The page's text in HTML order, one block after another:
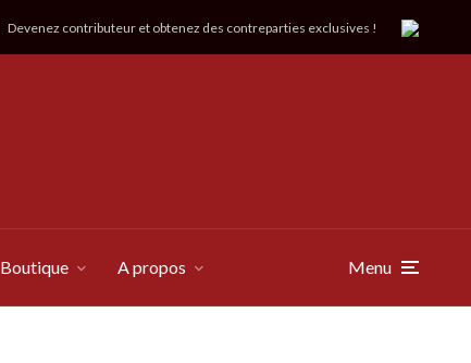
Devenez contributeur et obtenez des contreparties exclusives !
Boutique A propos Menu